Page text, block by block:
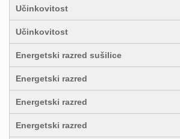
Učinkovitost
Učinkovitost
Energetski razred sušilice
Energetski razred
Energetski razred
Energetski razred